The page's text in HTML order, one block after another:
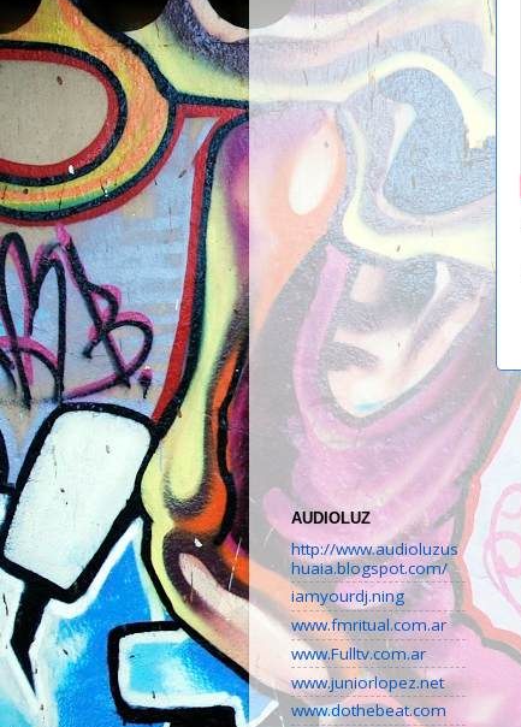
AUDIOLUZ
http://www.audioluzus
huaia.blogspot.com/
iamyourdj.ning
www.fmritual.com.ar
www.Fulltv.com.ar
www.juniorlopez.net
www.dothebeat.com